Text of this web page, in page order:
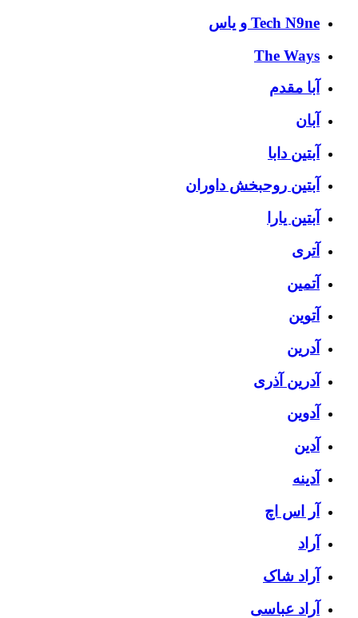
Tech N9ne و یاس
The Ways
آبا مقدم
آبان
آبتین دابا
آبتین روحبخش داوران
آبتین یارا
آتری
آتمین
آتوین
آدرین
آدرین آذری
آدوین
آدین
آدینه
آر اس اچ
آراد
آراد شاک
آراد عباسی